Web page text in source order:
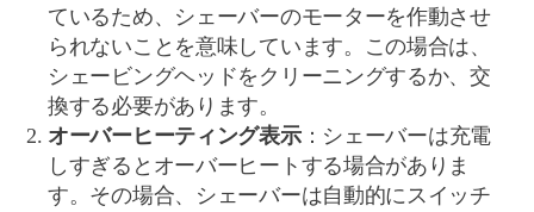
ているため、シェーバーのモーターを作動させ
られないことを意味しています。この場合は、
シェービングヘッドをクリーニングするか、交
換する必要があります。
オーバーヒーティング表示：シェーバーは充電
しすぎるとオーバーヒートする場合がありま
す。その場合、シェーバーは自動的にスイッチ